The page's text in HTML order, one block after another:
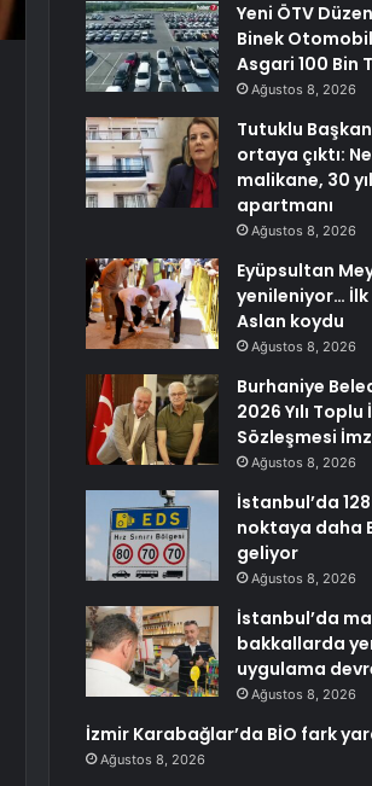
Yeni ÖTV
Binek
Asgari 100 Bin
Ağustos 8, 2026
Tutuklu
ortaya çıktı:
malikane, 30
apartmanı
Ağustos 8, 2026
Eyüpsultan
yenileniyor… İlk
Aslan koydu
Ağustos 8, 2026
Burhaniye
2026 Yılı Toplu
Sözleşmesi
Ağustos 8, 2026
İstanbul’da
noktaya daha
geliyor
Ağustos 8, 2026
İstanbul’da
bakkallarda
uygulama
Ağustos 8, 2026
İzmir Karabağlar’da BİO fark
Ağustos 8, 2026